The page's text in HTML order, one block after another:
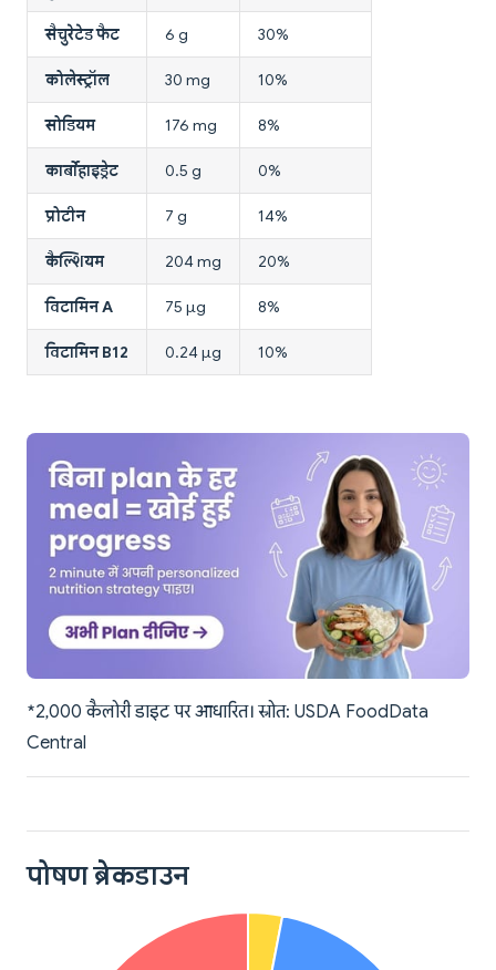
सैचुरेटेड फैट 6 g 30%
कोलेस्ट्रॉल 30 mg 10%
सोडियम 176 mg 8%
कार्बोहाइड्रेट 0.5 g 0%
प्रोटीन 7 g 14%
कैल्शियम 204 mg 20%
विटामिन A 75 µg 8%
विटामिन B12 0.24 µg 10%
*2,000 कैलोरी डाइट पर आधारित। स्रोत: USDA FoodData
Central
पोषण ब्रेकडाउन